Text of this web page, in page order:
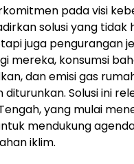
pada visi
solusi yang tidak
juga pengurangan
mereka, konsumsi
dan emisi gas
diturunkan. Solusi ini
yang mulai
mendukung
iklim.